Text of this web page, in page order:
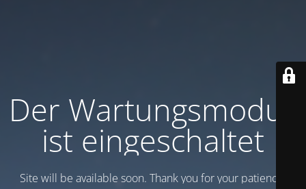
Der Wartungsmodus
ist eingeschaltet
Site will be available soon. Thank you for your patience!